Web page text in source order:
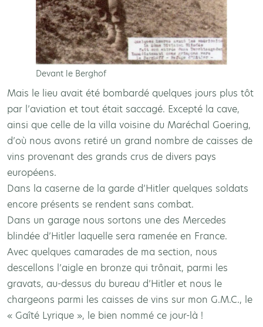
Devant le Berghof
Mais le lieu avait été bombardé quelques jours plus tôt
par l’aviation et tout était saccagé. Excepté la cave,
ainsi que celle de la villa voisine du Maréchal Goering,
d’où nous avons retiré un grand nombre de caisses de
vins provenant des grands crus de divers pays
européens.
Dans la caserne de la garde d’Hitler quelques soldats
encore présents se rendent sans combat.
Dans un garage nous sortons une des Mercedes
blindée d’Hitler laquelle sera ramenée en France.
Avec quelques camarades de ma section, nous
descellons l’aigle en bronze qui trônait, parmi les
gravats, au-dessus du bureau d’Hitler et nous le
chargeons parmi les caisses de vins sur mon G.M.C., le
« Gaîté Lyrique », le bien nommé ce jour-là !